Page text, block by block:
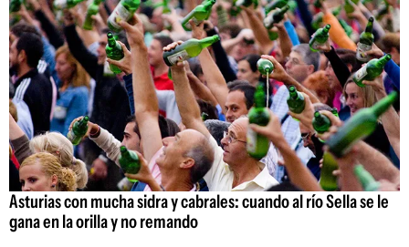
Asturias con mucha sidra y cabrales: cuando al río Sella se le
gana en la orilla y no remando